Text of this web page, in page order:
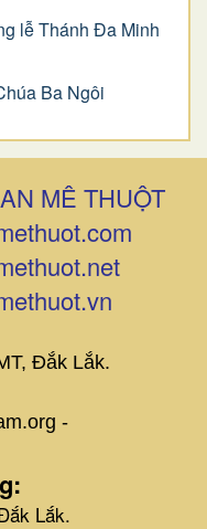
lễ Thánh Đa Minh
Ba Ngôi
MÊ THUỘT
Đắk Lắk.
-
Lắk.